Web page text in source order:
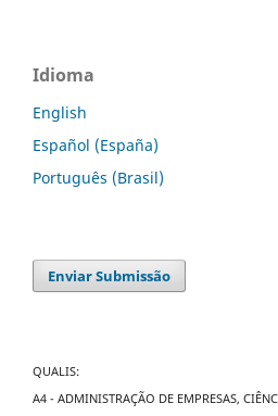
Idioma
English
Español (España)
Português (Brasil)
Enviar Submissão
QUALIS:
A4 - ADMINISTRAÇÃO DE EMPRESAS,